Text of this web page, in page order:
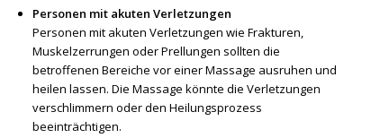
Personen mit akuten Verletzungen
Personen mit akuten Verletzungen wie Frakturen,
Muskelzerrungen oder Prellungen sollten die
betroffenen Bereiche vor einer Massage ausruhen und
heilen lassen. Die Massage könnte die Verletzungen
verschlimmern oder den Heilungsprozess
beeinträchtigen.